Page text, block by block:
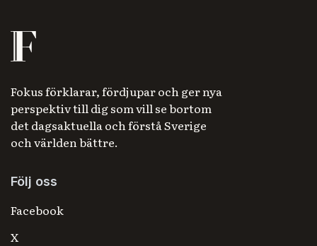
Fokus förklarar, fördjupar och ger nya
perspektiv till dig som vill se bortom
det dagsaktuella och förstå Sverige
och världen bättre.
Följ oss
Facebook
X